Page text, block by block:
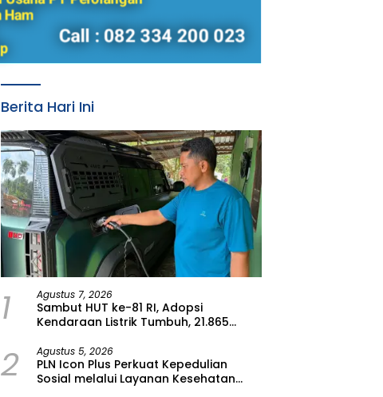
Berita Hari Ini
1 Agustus 7, 2026
Sambut HUT ke-81 RI, Adopsi
Kendaraan Listrik Tumbuh, 21.865
Charging Services PLN pada Semester
I 2026
2 Agustus 5, 2026
PLN Icon Plus Perkuat Kepedulian
Sosial melalui Layanan Kesehatan